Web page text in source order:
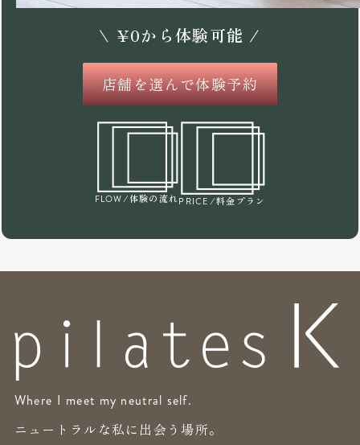
\ ¥0から体験可能 /
店舗を選んで体験予約
FLOW /体験の流れPRICE /料金プラン
Where I meet my neutral self.
ニュートラルな私に出会う場所。